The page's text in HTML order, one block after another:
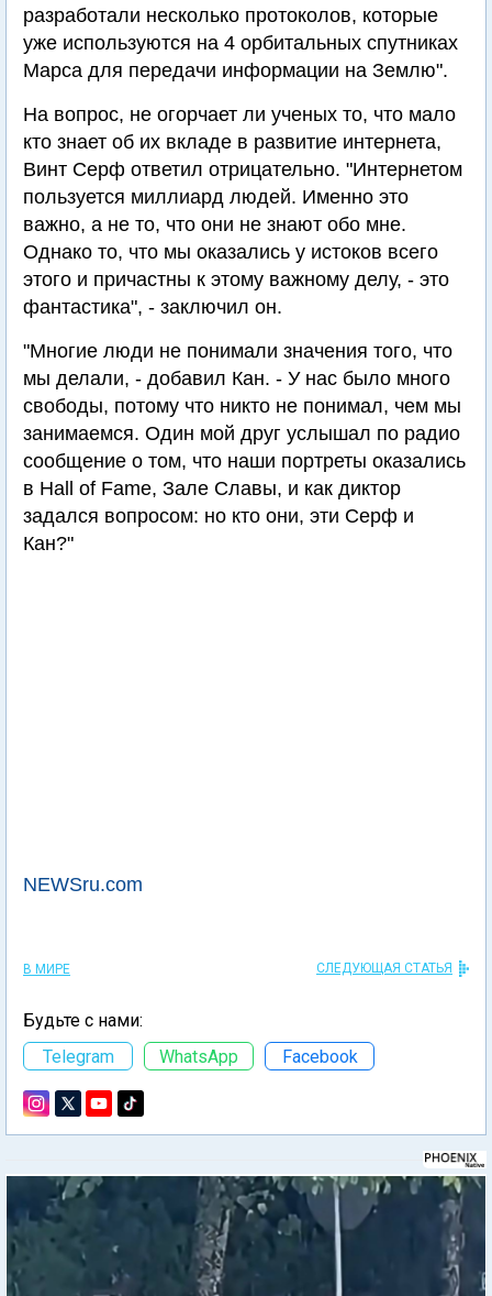
разработали несколько протоколов, которые
уже используются на 4 орбитальных спутниках
Марса для передачи информации на Землю".
На вопрос, не огорчает ли ученых то, что мало
кто знает об их вкладе в развитие интернета,
Винт Серф ответил отрицательно. "Интернетом
пользуется миллиард людей. Именно это
важно, а не то, что они не знают обо мне.
Однако то, что мы оказались у истоков всего
этого и причастны к этому важному делу, - это
фантастика", - заключил он.
"Многие люди не понимали значения того, что
мы делали, - добавил Кан. - У нас было много
свободы, потому что никто не понимал, чем мы
занимаемся. Один мой друг услышал по радио
сообщение о том, что наши портреты оказались
в Hall of Fame, Зале Славы, и как диктор
задался вопросом: но кто они, эти Серф и
Кан?"
NEWSru.com
В МИРЕ СЛЕДУЮЩАЯ СТАТЬЯ
Будьте с нами:
Telegram
WhatsApp Facebook